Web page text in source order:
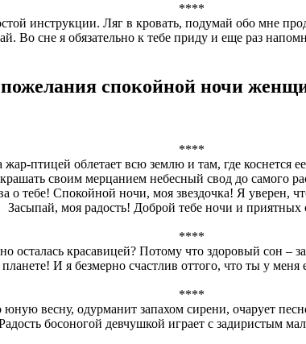
****
инструкции. Ляг в кровать, подумай обо мне
Во сне я обязательно к тебе приду и еще раз
спокойной ночи
****
птицей облетает всю землю и там, где коснется
своим мерцанием небесный свод до самого
о тебе! Спокойной ночи, моя звездочка! Я уверен,
Засыпай, моя радость! Доброй тебе ночи и приятных
****
осталась красавицей? Потому что здоровый сон –
И я безмерно счастлив оттого, что ты у
****
весну, одурманит запахом сирени, очарует
босоногой девчушкой играет с задиристым